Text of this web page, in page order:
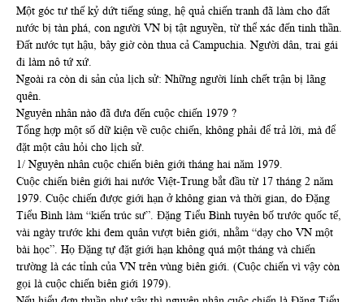
Một góc tư thế kỷ dứt tiếng súng, hệ quả chiến tranh đã làm cho đất
nước bị tàn phá, con người VN bị tật nguyền, từ thể xác đến tinh thần.
Đất nước tụt hậu, bây giờ còn thua cả Campuchia. Người dân, trai gái
đi làm nô tứ xứ.
Ngoài ra còn di sản của lịch sử: Những người lính chết trận bị lãng
quên.
Nguyên nhân nào đã đưa đến cuộc chiến 1979 ?
Tổng hợp một số dữ kiện về cuộc chiến, không phải để trả lời, mà để
đặt một câu hỏi cho lịch sử.
1/ Nguyên nhân cuộc chiến biên giới tháng hai năm 1979.
Cuộc chiến biên giới hai nước Việt-Trung bắt đầu từ 17 tháng 2 năm
1979. Cuộc chiến được giới hạn ở không gian và thời gian, do Đặng
Tiểu Bình làm “kiến trúc sư”. Đặng Tiểu Bình tuyên bố trước quốc tế,
vài ngày trước khi đem quân vượt biên giới, nhằm “dạy cho VN một
bài học”. Họ Đặng tự đặt giới hạn không quá một tháng và chiến
trường là các tỉnh của VN trên vùng biên giới. (Cuộc chiến vì vậy còn
gọi là cuộc chiến biên giới 1979).